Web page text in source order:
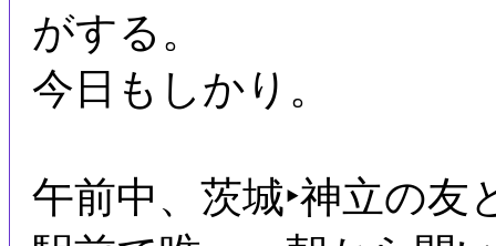
がする。
今日もしかり。
午前中、茨城‣神立の友